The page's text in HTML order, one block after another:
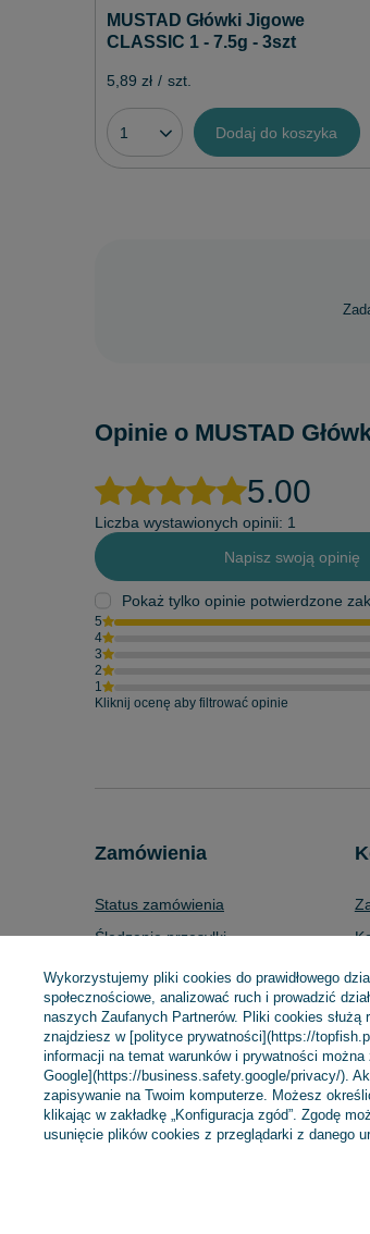
MUSTAD Główki Jigowe
CLASSIC 1 - 7.5g - 3szt
5,89 zł / szt.
Dodaj do koszyka
Opinie o MUSTAD
5.00
Liczba wystawionych opinii: 1
Napisz swoją opinię
Pokaż tylko opinie potwierdzone
5
4
3
2
1
Kliknij ocenę aby filtrować opinie
Zamówienia
Status zamówienia
Śledzenie przesyłki
Chcę zareklamować produkt
Chcę zwrócić produkt
Chcę wymienić towar
Kontakt
Wykorzystujemy pliki cookies do prawidłowego
społecznościowe, analizować ruch i prowadzić
naszych Zaufanych Partnerów. Pliki cookies
znajdziesz w [polityce prywatności](https://
informacji na temat warunków i prywatności
Google](https://business.safety.google/privacy/).
zapisywanie na Twoim komputerze. Możesz
klikając w zakładkę „Konfiguracja zgód”. Zgodę
usunięcie plików cookies z przeglądarki z danego